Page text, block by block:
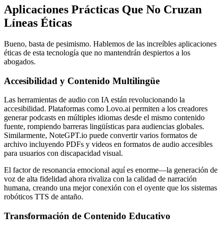
Aplicaciones Prácticas Que No Cruzan
Líneas Éticas
Bueno, basta de pesimismo. Hablemos de las increíbles aplicaciones
éticas de esta tecnología que no mantendrán despiertos a los
abogados.
Accesibilidad y Contenido Multilingüe
Las herramientas de audio con IA están revolucionando la
accesibilidad. Plataformas como Lovo.ai permiten a los creadores
generar podcasts en múltiples idiomas desde el mismo contenido
fuente, rompiendo barreras lingüísticas para audiencias globales.
Similarmente, NoteGPT.io puede convertir varios formatos de
archivo incluyendo PDFs y videos en formatos de audio accesibles
para usuarios con discapacidad visual.
El factor de resonancia emocional aquí es enorme—la generación de
voz de alta fidelidad ahora rivaliza con la calidad de narración
humana, creando una mejor conexión con el oyente que los sistemas
robóticos TTS de antaño.
Transformación de Contenido Educativo